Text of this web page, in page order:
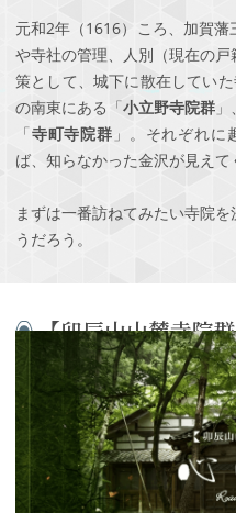
元和2年（1616）ころ、加賀
や寺社の管理、人別（現在の
策として、城下に散在してい
の南東にある「小立野寺院群
「寺町寺院群 」。それぞれに
ば、知らなかった金沢が見えて
まずは一番訪ねてみたい寺院
うだろう。
【卯辰山山麓寺院